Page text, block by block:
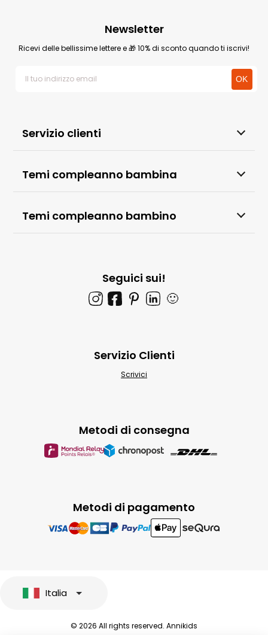
Servizio clienti
Temi compleanno bambina
Temi compleanno bambino
Newsletter
Ricevi delle bellissime lettere e 🎁 10% di sconto quando ti iscrivi!
Seguici sui!
🙂
Metodi di pagamento
Metodi di consegna
Servizio Clienti
Scrivici
Italia
© 2026 All rights reserved. Annikids